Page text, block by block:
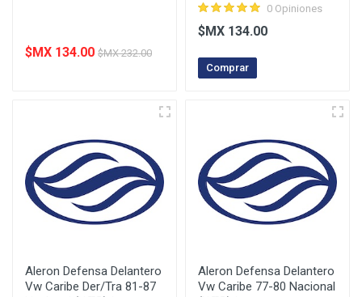
$MX 134.00 $MX 232.00
0 Opiniones
$MX 134.00
Comprar
Aleron Defensa Delantero
Vw Caribe Der/Tra 81-87
Aleron Defensa Delantero
Vw Caribe 77-80 Nacional